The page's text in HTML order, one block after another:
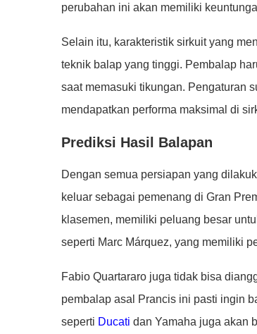
perubahan ini akan memiliki
Selain itu, karakteristik sirkuit yang
teknik balap yang tinggi. Pembalap
saat memasuki tikungan. Pengaturan
mendapatkan performa maksimal di
Prediksi Hasil Balapan
Dengan semua persiapan yang
keluar sebagai pemenang di Gran
klasemen, memiliki peluang besar
seperti Marc Márquez, yang memiliki
Fabio Quartararo juga tidak bisa
pembalap asal Prancis ini pasti ingin
seperti Ducati dan Yamaha juga akan